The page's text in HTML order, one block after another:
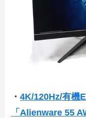
・4K/120Hz/有機
「Alienware 55